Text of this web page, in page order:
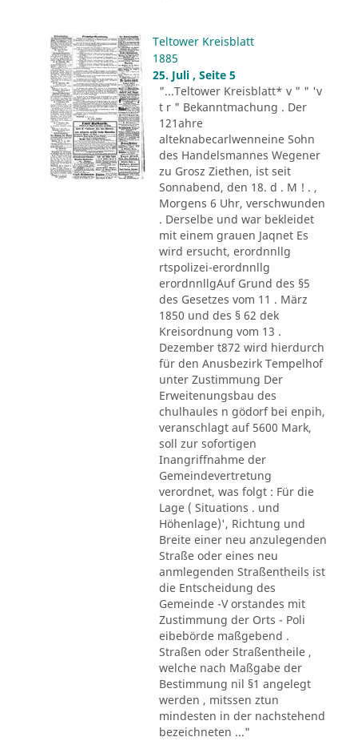
Teltower Kreisblatt
1885
25. Juli , Seite 5
"...Teltower Kreisblatt* v " " 'v
t r " Bekanntmachung . Der
121ahre
alteknabecarlwenneine Sohn
des Handelsmannes Wegener
zu Grosz Ziethen, ist seit
Sonnabend, den 18. d . M ! . ,
Morgens 6 Uhr, verschwunden
. Derselbe und war bekleidet
mit einem grauen Jaqnet Es
wird ersucht, erordnnllg
rtspolizei-erordnnllg
erordnnllgAuf Grund des §5
des Gesetzes vom 11 . März
1850 und des § 62 dek
Kreisordnung vom 13 .
Dezember t872 wird hierdurch
für den Anusbezirk Tempelhof
unter Zustimmung Der
Erweitenungsbau des
chulhaules n gödorf bei enpih,
veranschlagt auf 5600 Mark,
soll zur sofortigen
Inangriffnahme der
Gemeindevertretung
verordnet, was folgt : Für die
Lage ( Situations . und
Höhenlage)', Richtung und
Breite einer neu anzulegenden
Straße oder eines neu
anmlegenden Straßentheils ist
die Entscheidung des
Gemeinde -V orstandes mit
Zustimmung der Orts - Poli
eibebörde maßgebend .
Straßen oder Straßentheile ,
welche nach Maßgabe der
Bestimmung nil §1 angelegt
werden , mitssen ztun
mindesten in der nachstehend
bezeichneten ..."